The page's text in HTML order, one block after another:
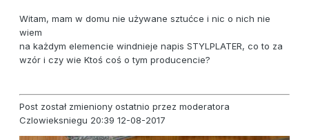
Witam, mam w domu nie używane sztućce i nic o nich nie
wiem
na każdym elemencie windnieje napis STYLPLATER, co to za
wzór i czy wie Ktoś coś o tym producencie?
Post został zmieniony ostatnio przez moderatora
Czlowieksniegu 20:39 12-08-2017